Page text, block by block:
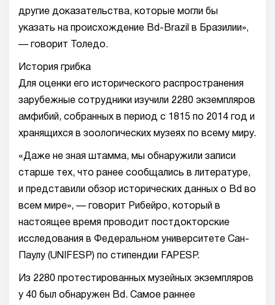
другие доказательства, которые могли бы
указать на происхождение Bd-Brazil в Бразилии»,
— говорит Толедо.
История грибка
Для оценки его исторического распространения
зарубежные сотрудники изучили 2280 экземпляров
амфибий, собранных в период с 1815 по 2014 год и
хранящихся в зоологических музеях по всему миру.
«Даже не зная штамма, мы обнаружили записи
старше тех, что ранее сообщались в литературе,
и представили обзор исторических данных о Bd во
всем мире», — говорит Рибейро, который в
настоящее время проводит постдокторские
исследования в Федеральном университете Сан-
Паулу (UNIFESP) по стипендии FAPESP.
Из 2280 протестированных музейных экземпляров
у 40 был обнаружен Bd. Самое раннее